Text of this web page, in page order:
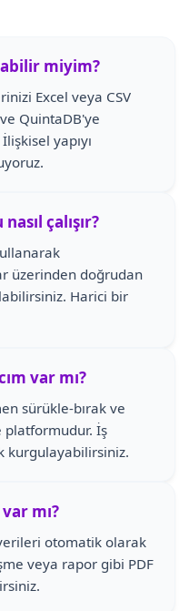
miyim?
Excel veya CSV
QuintaDB'ye
yapıyı
çalışır?
üzerinden doğrudan
Harici bir
var mı?
sürükle-bırak ve
platformudur. İş
kurgulayabilirsiniz.
mı?
otomatik olarak
veya rapor gibi PDF